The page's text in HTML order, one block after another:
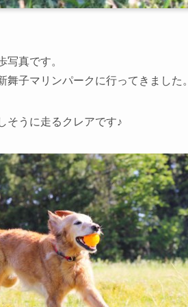
写真です。
舞子マリンパークに行ってきました
そうに走るクレアです♪